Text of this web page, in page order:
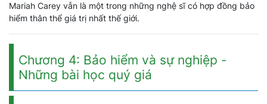
Mariah Carey vẫn là một trong những nghệ sĩ có hợp đồng bảo
hiểm thân thể giá trị nhất thế giới.
Chương 4: Bảo hiểm và sự nghiệp -
Những bài học quý giá